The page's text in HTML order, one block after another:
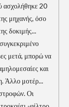
ασχολήθηκε 20
μηχανής, όσο
δοκιμής...
μετά, μπορώ να
και
Άλλο μοτέρ...
Οι